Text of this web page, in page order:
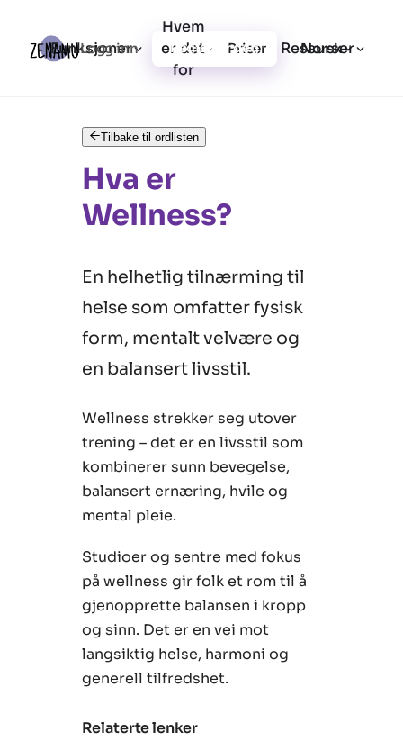
Funksjoner
Hvem
er det
for
Priser Ressurser
Logg inn Registrer deg Norsk
Tilbake til ordlisten
Hva er
Wellness?
En helhetlig tilnærming til
helse som omfatter fysisk
form, mentalt velvære og
en balansert livsstil.
Wellness strekker seg utover
trening – det er en livsstil som
kombinerer sunn bevegelse,
balansert ernæring, hvile og
mental pleie.
Studioer og sentre med fokus
på wellness gir folk et rom til å
gjenopprette balansen i kropp
og sinn. Det er en vei mot
langsiktig helse, harmoni og
generell tilfredshet.
Relaterte lenker